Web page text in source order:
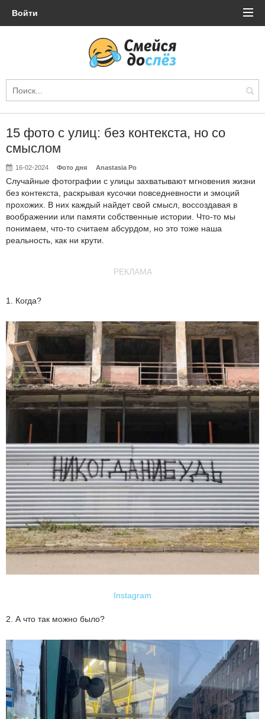
Войти
15 фото с улиц: без контекста, но со
смыслом
16-02-2024 Фото дня Anastasia Po
Случайные фотографии с улицы захватывают мгновения жизни
без контекста, раскрывая кусочки повседневности и эмоций
прохожих. В них каждый найдет свой смысл, воссоздавая в
воображении или памяти собственные истории. Что-то мы
понимаем, что-то считаем абсурдом, но это тоже наша
реальность, как ни крути.
РЕКЛАМА
1. Когда?
Instagram
2. А что так можно было?